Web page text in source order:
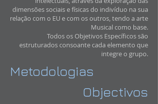
dimensões sociais e físicas do indivíduo na sua
relação com o EU e com os outros, tendo a arte
Musical como base.
Todos os Objetivos Específicos são
estruturados consoante cada elemento que
integre o grupo.
Metodologias
Objectivos